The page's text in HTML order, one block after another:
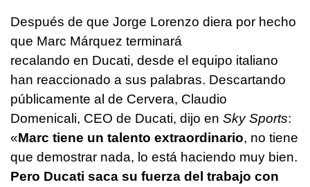
Después de que Jorge Lorenzo diera por hecho
que Marc Márquez terminará
recalando en Ducati, desde el equipo italiano
han reaccionado a sus palabras. Descartando
públicamente al de Cervera, Claudio
Domenicali, CEO de Ducati, dijo en Sky Sports:
«Marc tiene un talento extraordinario, no tiene
que demostrar nada, lo está haciendo muy bien.
Pero Ducati saca su fuerza del trabajo con